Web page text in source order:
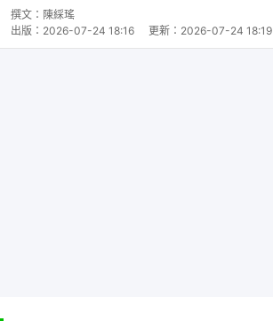
撰文： 陳綵瑤
出版： 2026-07-24 18:16 更新： 2026-07-24 18:19